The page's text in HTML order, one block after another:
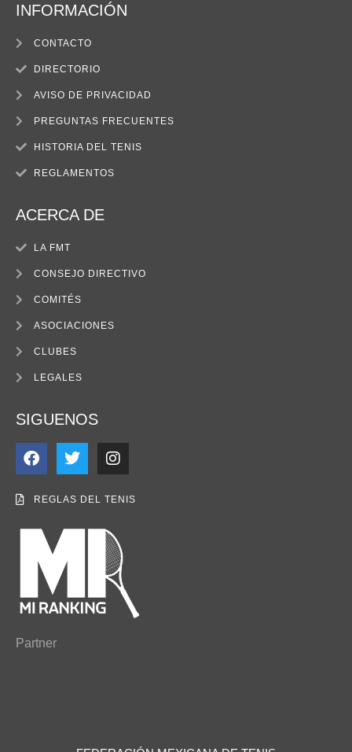
INFORMACIÓN
CONTACTO
DIRECTORIO
AVISO DE PRIVACIDAD
PREGUNTAS FRECUENTES
HISTORIA DEL TENIS
REGLAMENTOS
ACERCA DE
LA FMT
CONSEJO DIRECTIVO
COMITÉS
ASOCIACIONES
CLUBES
LEGALES
SIGUENOS
REGLAS DEL TENIS
Partner